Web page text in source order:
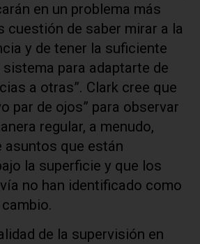
en un problema más
cuestión de saber mirar a la
y de tener la suficiente
para adaptarte de
a otras”. Clark cree que
par de ojos” para observar
regular, a menudo,
que están
la superficie y que los
no han identificado como
de la supervisión en